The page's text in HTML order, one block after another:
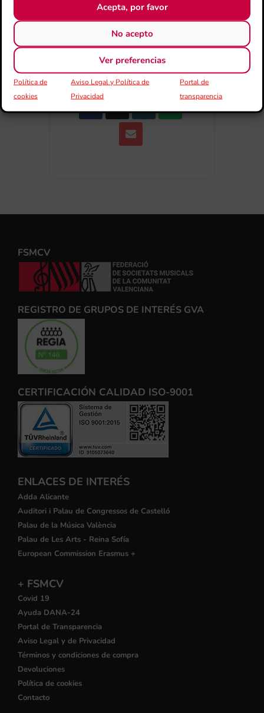
Acepta, por favor
No acepto
Ver preferencias
Política de
cookies
Aviso Legal y Política de
Privacidad
Portal de
transparencia
COMPARTIR ESTE EVENTO
FSMCV
REGISTRO DE GRUPOS DE INTERÉS GVA
CERTIFICACIÓN CALIDAD ISO-9001
ENLACES DE INTERÉS
Adda Alicante
Auditori i Palau de Congressos de Castelló
Palau de la Música València
Palau de Les Arts - Reina Sofía
European Commission Erasmus +
+ FSMCV
Covid 19
Ayuda DANA-24
Portal de Transparencia
Aviso Legal y de Privacidad
Términos y condiciones de compra
Devoluciones
Política de cookies
Contacto